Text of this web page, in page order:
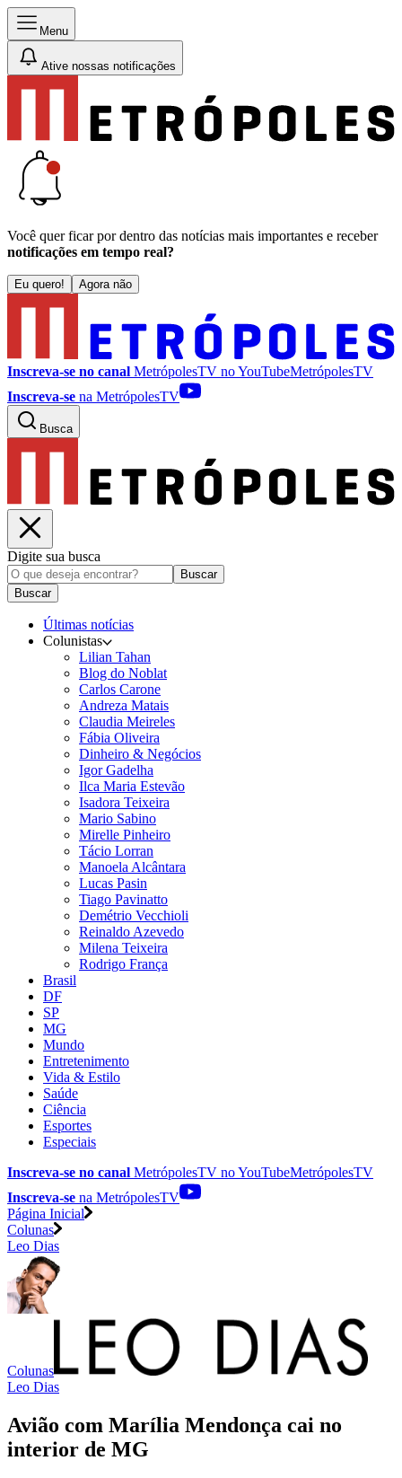
Menu
Ative nossas notificações
Você quer ficar por dentro das notícias mais importantes e receber
notificações em tempo real?
Eu quero! Agora não
Inscreva-se no canal MetrópolesTV noYouTubeMetrópolesTV
Inscreva-se na MetrópolesTV
Busca
Digite sua busca
Buscar
Buscar
Últimas notícias
Colunistas
Lilian Tahan
Blog do Noblat
Carlos Carone
Andreza Matais
Claudia Meireles
Fábia Oliveira
Dinheiro & Negócios
Igor Gadelha
Ilca Maria Estevão
Isadora Teixeira
Mario Sabino
Mirelle Pinheiro
Tácio Lorran
Manoela Alcântara
Lucas Pasin
Tiago Pavinatto
Demétrio Vecchioli
Reinaldo Azevedo
Milena Teixeira
Rodrigo França
Brasil
DF
SP
MG
Mundo
Entretenimento
Vida & Estilo
Saúde
Ciência
Esportes
Especiais
Inscreva-se no canal MetrópolesTV noYouTubeMetrópolesTV
Inscreva-se na MetrópolesTV
Página Inicial
Colunas
Leo Dias
Colunas
Leo Dias
Avião com Marília Mendonça cai no
interior de MG